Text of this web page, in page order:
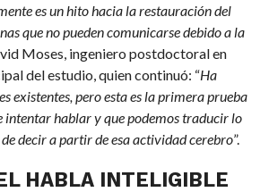
es un hito hacia la restauración del
que no pueden comunicarse debido a la
Moses, ingeniero postdoctoral en
del estudio, quien continuó: “Ha
existentes, pero esta es la primera prueba
intentar hablar y que podemos traducir lo
decir a partir de esa actividad cerebro”.
HABLA INTELIGIBLE